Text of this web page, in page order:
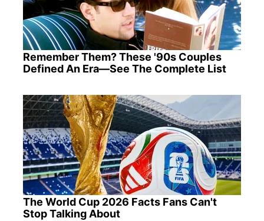
Remember Them? These '90s Couples
Defined An Era—See The Complete List
The World Cup 2026 Facts Fans Can't
Stop Talking About